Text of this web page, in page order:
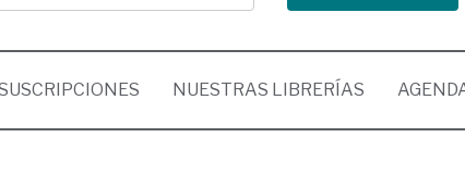
NUESTRAS LIBRERÍAS